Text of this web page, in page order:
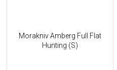
Morakniv Amberg Full Flat
Hunting (S)